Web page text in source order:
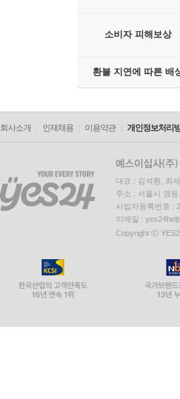
소비자 피해보상
환불 지연에 따른 배
회사소개 인재채용 이용약관 개인정보처리
대표 : 김석환, 최
주소 : 서울시 영
사업자등록번호 :
이메일 :
Copyright ⓒ